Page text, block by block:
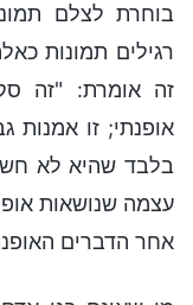
בוחרת לצלם
רגילים תמונות
זה אומרת: "זה
אופנתי; זו אמנות
בלבד שהיא לא
עצמה שנושאות
אחר הדברים